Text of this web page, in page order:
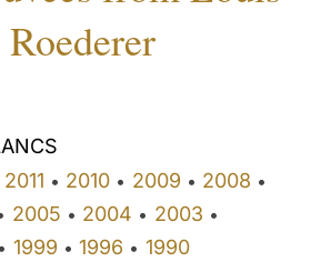
Roederer
2011 • 2010 • 2009 • 2008 •
2005 • 2004 • 2003 •
1999 • 1996 • 1990